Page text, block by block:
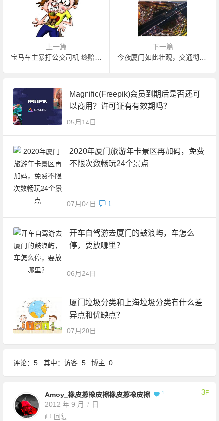
上一篇
宝马车主暴打公交司机 终赔偿5万元解决
下一篇
Magnific(Freepik)会员到期后是否还可
以商用？许可证有有效期吗？
05月14日
2020年厦门旅游年卡景区再加码，免费
不限次数畅玩24个景点
07月04日 1
开车自驾游去厦门的鼓浪屿，车怎么
停，要放哪里？
06月24日
厦门垃圾分类和上海垃圾分类有什么差
异点和优缺点？
07月20日
评论：5 其中：访客 5 博主 0
Amoy_橡皮擦橡皮擦橡皮擦橡皮擦 1
2012 年 9 月 7 日
3F
回复